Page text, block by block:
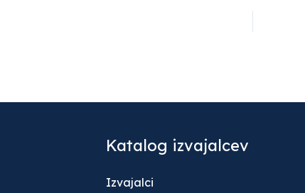
Katalog izvajalcev
Izvajalci